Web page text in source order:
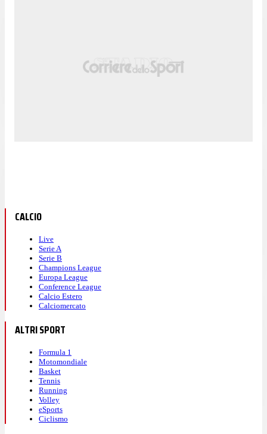
CALCIO
Live
Serie A
Serie B
Champions League
Europa League
Conference League
Calcio Estero
Calciomercato
ALTRI SPORT
Formula 1
Motomondiale
Basket
Tennis
Running
Volley
eSports
Ciclismo